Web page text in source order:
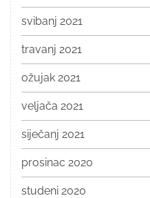
svibanj 2021
travanj 2021
ožujak 2021
veljača 2021
siječanj 2021
prosinac 2020
studeni 2020